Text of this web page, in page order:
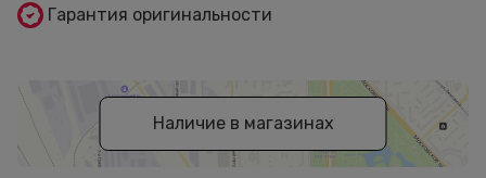
Гарантия оригинальности
Наличие в магазинах